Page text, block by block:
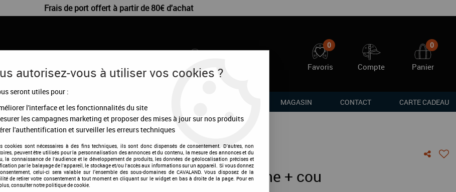
Frais de port offert à partir de 80€ d'achat
0
Favoris Compte
0
Panier
MAGASIN CONTACT CARTE CADEAU
+ cou
Couverture anti-mouche + cou
autorisez-vous à utiliser vos cookies ?
seront utiles pour :
l'interface et les fonctionnalités du site
les campagnes marketing et proposer des mises à jour sur nos produits
l'authentification et surveiller les erreurs techniques
cookies sont nécessaires à des fins techniques, ils sont donc dispensés de consentement. D'autres, non
peuvent être utilisés pour la personnalisation des annonces et du contenu, la mesure des annonces et du
la connaissance de l'audience et le développement de produits, les données de géolocalisation précises et
par le balayage de l'appareil, le stockage et/ou l'accès aux informations sur un appareil. Si vous donnez
celui-ci sera valable sur l’ensemble des sous-domaines de CAVALAND. Vous disposez de la
de retirer votre consentement à tout moment en cliquant sur le widget en bas à droite de la page. Pour en
consulter notre politique de cookie.